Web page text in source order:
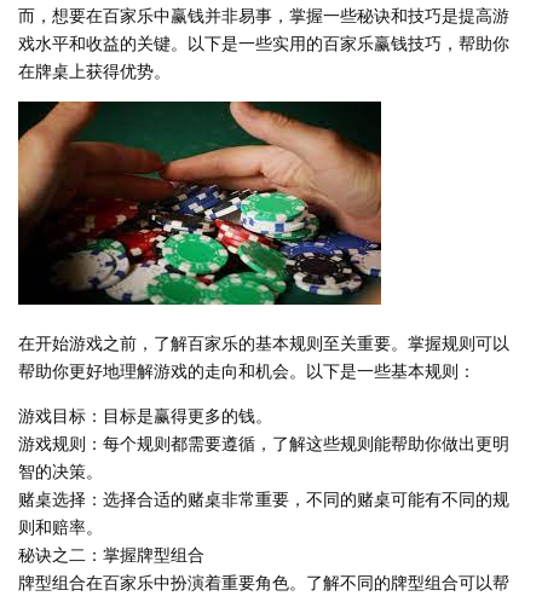
而，想要在百家乐中赢钱并非易事，掌握一些秘诀和技巧是提高游
戏水平和收益的关键。以下是一些实用的百家乐赢钱技巧，帮助你
在牌桌上获得优势。
在开始游戏之前，了解百家乐的基本规则至关重要。掌握规则可以
帮助你更好地理解游戏的走向和机会。以下是一些基本规则：
游戏目标：目标是赢得更多的钱。
游戏规则：每个规则都需要遵循，了解这些规则能帮助你做出更明
智的决策。
赌桌选择：选择合适的赌桌非常重要，不同的赌桌可能有不同的规
则和赔率。
秘诀之二：掌握牌型组合
牌型组合在百家乐中扮演着重要角色。了解不同的牌型组合可以帮